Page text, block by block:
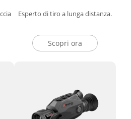
Esperto di tiro a lunga distanza.
Scopri ora